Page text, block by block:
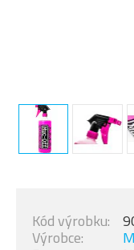
Výrobce:
Kód výrobku: